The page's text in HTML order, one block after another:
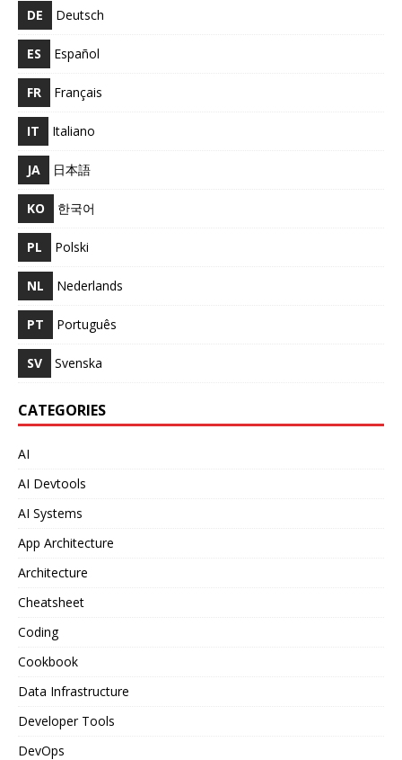
DE Deutsch
ES Español
FR Français
IT Italiano
JA 日本語
KO 한국어
PL Polski
NL Nederlands
PT Português
SV Svenska
CATEGORIES
AI
AI Devtools
AI Systems
App Architecture
Architecture
Cheatsheet
Coding
Cookbook
Data Infrastructure
Developer Tools
DevOps